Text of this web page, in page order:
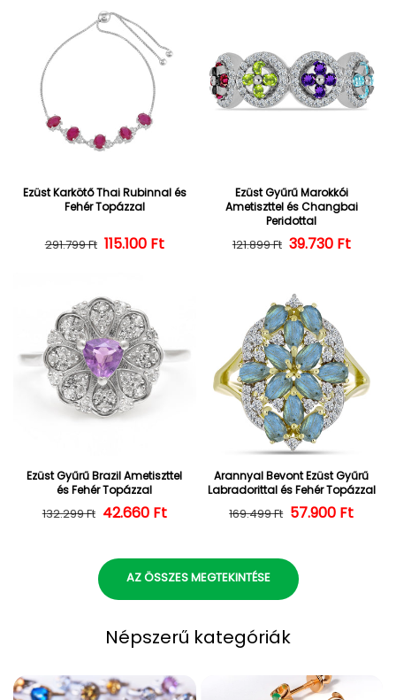
Ezüst Karkötő Thai Rubinnal és
Fehér Topázzal
Normál ár
291.799 Ft Kedvezményes ár
115.100 Ft
Ezüst Gyűrű Marokkói
Ametiszttel és Changbai
Peridottal
Normál ár
121.899 Ft 39.730 Ft
Ezüst Gyűrű Brazil Ametiszttel
és Fehér Topázzal
Normál ár
132.299 Ft Kedvezményes ár
42.660 Ft
Arannyal Bevont Ezüst Gyűrű
Labradorittal és Fehér Topázzal
Normál ár
169.499 Ft 57.900 Ft
AZ ÖSSZES MEGTEKINTÉSE
Népszerű kategóriák